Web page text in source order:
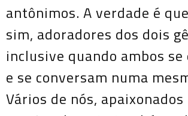
antônimos. A verdade é
sim, adoradores dos dois
inclusive quando ambos
e se conversam numa
Vários de nós,